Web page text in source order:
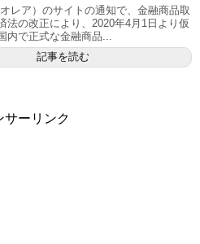
レア）のサイトの通知で、金融商品取
法の改正により、2020年4月1日より仮
内で正式な金融商品...
記事を読む
サーリンク